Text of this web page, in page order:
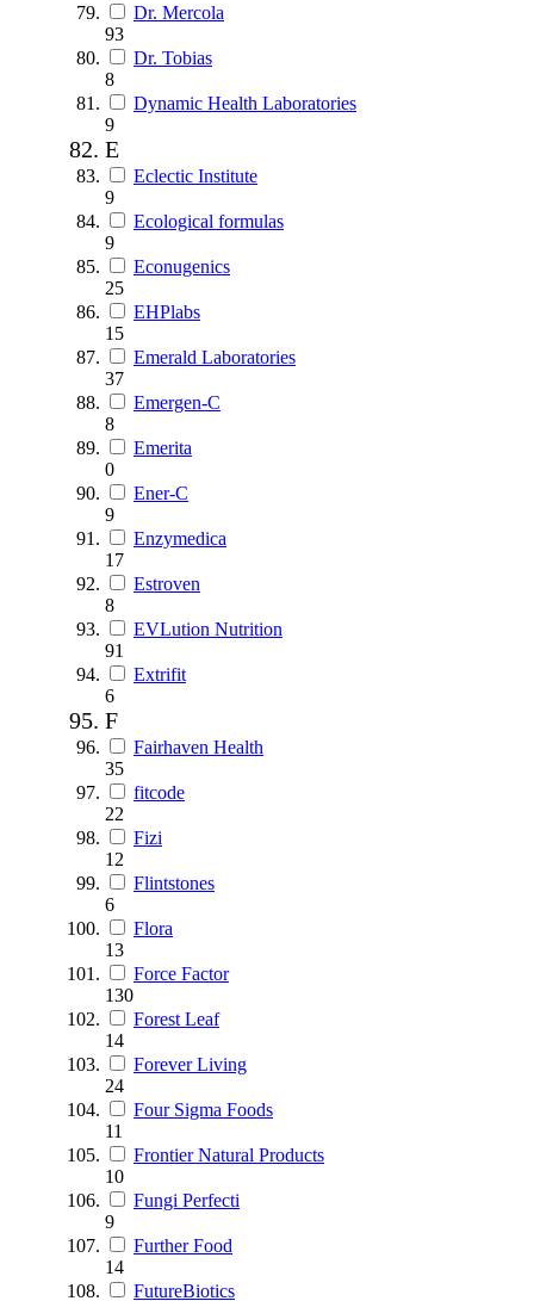
Dr. Mercola
93
Dr. Tobias
8
Dynamic Health Laboratories
9
E
Eclectic Institute
9
Ecological formulas
9
Econugenics
25
EHPlabs
15
Emerald Laboratories
37
Emergen-C
8
Emerita
0
Ener-C
9
Enzymedica
17
Estroven
8
EVLution Nutrition
91
Extrifit
6
F
Fairhaven Health
35
fitcode
22
Fizi
12
Flintstones
6
Flora
13
Force Factor
130
Forest Leaf
14
Forever Living
24
Four Sigma Foods
11
Frontier Natural Products
10
Fungi Perfecti
9
Further Food
14
FutureBiotics